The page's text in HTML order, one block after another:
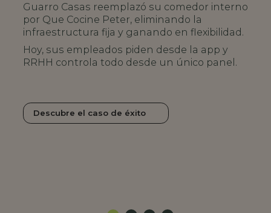
Guarro Casas reemplazó su comedor interno
por Que Cocine Peter, eliminando la
infraestructura fija y ganando en flexibilidad.
Hoy, sus empleados piden desde la app y
RRHH controla todo desde un único panel.
Descubre el caso de éxito